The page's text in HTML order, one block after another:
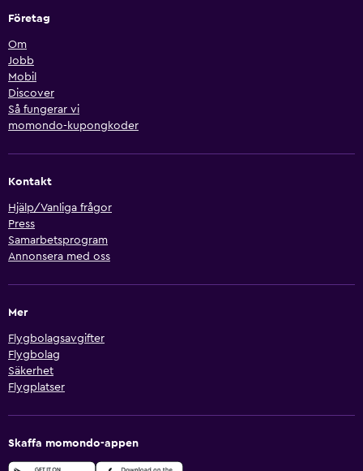
Företag
Om
Jobb
Mobil
Discover
Så fungerar vi
momondo-kupongkoder
Kontakt
Hjälp/Vanliga frågor
Press
Samarbetsprogram
Annonsera med oss
Mer
Flygbolagsavgifter
Flygbolag
Säkerhet
Flygplatser
Skaffa momondo-appen